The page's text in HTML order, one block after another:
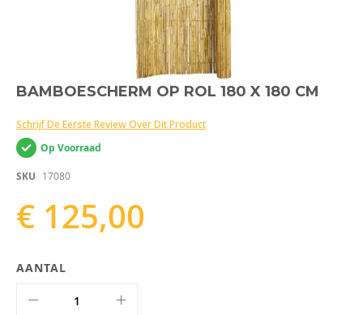
Ga
naar
begin
van
de
afbeeldingen-
gallerij
BAMBOESCHERM OP ROL 180 X 180 CM
Schrijf De Eerste Review Over Dit Product
Op Voorraad
SKU 17080
€ 125,00
AANTAL